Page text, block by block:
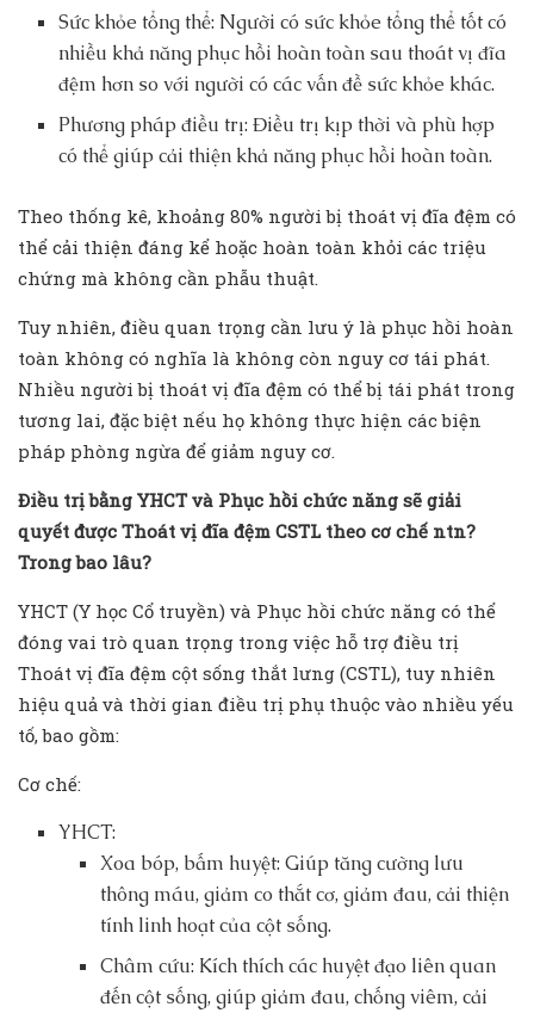
Sức khỏe tổng thể: Người có sức khỏe tổng thể tốt có
nhiều khả năng phục hồi hoàn toàn sau thoát vị đĩa
đệm hơn so với người có các vấn đề sức khỏe khác.
Phương pháp điều trị: Điều trị kịp thời và phù hợp
có thể giúp cải thiện khả năng phục hồi hoàn toàn.
Theo thống kê, khoảng 80% người bị thoát vị đĩa đệm có
thể cải thiện đáng kể hoặc hoàn toàn khỏi các triệu
chứng mà không cần phẫu thuật.
Tuy nhiên, điều quan trọng cần lưu ý là phục hồi hoàn
toàn không có nghĩa là không còn nguy cơ tái phát.
Nhiều người bị thoát vị đĩa đệm có thể bị tái phát trong
tương lai, đặc biệt nếu họ không thực hiện các biện
pháp phòng ngừa để giảm nguy cơ.
Điều trị bằng YHCT và Phục hồi chức năng sẽ giải
quyết được Thoát vị đĩa đệm CSTL theo cơ chế ntn?
Trong bao lâu?
YHCT (Y học Cổ truyền) và Phục hồi chức năng có thể
đóng vai trò quan trọng trong việc hỗ trợ điều trị
Thoát vị đĩa đệm cột sống thắt lưng (CSTL), tuy nhiên
hiệu quả và thời gian điều trị phụ thuộc vào nhiều yếu
tố, bao gồm:
Cơ chế:
YHCT:
Xoa bóp, bấm huyệt: Giúp tăng cường lưu
thông máu, giảm co thắt cơ, giảm đau, cải thiện
tính linh hoạt của cột sống.
Châm cứu: Kích thích các huyệt đạo liên quan
đến cột sống, giúp giảm đau, chống viêm, cải